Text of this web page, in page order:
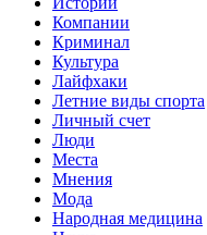
Компании
Криминал
Культура
Лайфхаки
Летние виды спорта
Личный счет
Люди
Места
Мнения
Мода
Народная медицина